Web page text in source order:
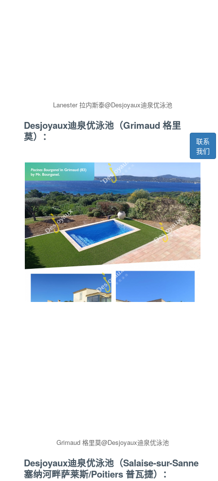
联系
我们
Lanester 拉内斯泰@Desjoyaux迪泉优泳池
Desjoyaux迪泉优泳池（Grimaud 格里
莫）：
Grimaud 格里莫@Desjoyaux迪泉优泳池
Desjoyaux迪泉优泳池（Salaise-sur-Sanne
塞纳河畔萨莱斯/Poitiers 普瓦捷）：